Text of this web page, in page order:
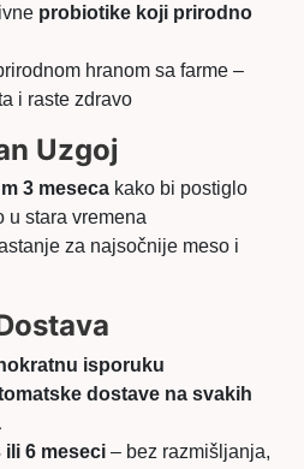
probiotike koji prirodno
hranom sa farme –
i raste zdravo
Uzgoj
3 meseca kako bi postiglo
u stara vremena
za najsočnije meso i
isporuku
dostave na svakih
ili 6 meseci – bez razmišljanja,